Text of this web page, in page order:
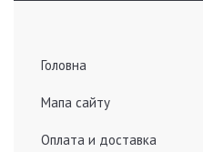
Головна
Мапа сайту
Оплата и доставка